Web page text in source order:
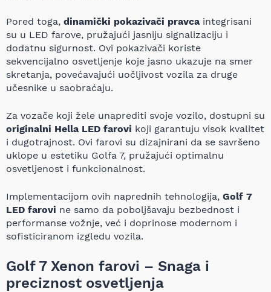
Pored toga, dinamički pokazivači pravcaintegrisani
su u LED farove, pružajući jasniju signalizaciju i
dodatnu sigurnost. Ovi pokazivači koriste
sekvencijalno osvetljenje koje jasno ukazuje na smer
skretanja, povećavajući uočljivost vozila za druge
učesnike u saobraćaju.
Za vozače koji žele unaprediti svoje vozilo, dostupni su
originalni Hella LED farovi koji garantuju visok kvalitet
i dugotrajnost. Ovi farovi su dizajnirani da se savršeno
uklope u estetiku Golfa 7, pružajući optimalnu
osvetljenost i funkcionalnost.
Implementacijom ovih naprednih tehnologija, Golf 7
LED farovi ne samo da poboljšavaju bezbednost i
performanse vožnje, već i doprinose modernom i
sofisticiranom izgledu vozila.
Golf 7 Xenon farovi – Snaga i
preciznost osvetljenja